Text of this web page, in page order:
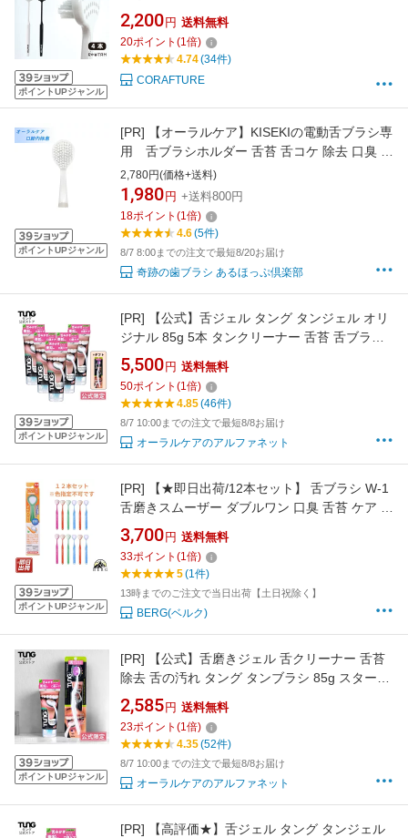
ポイントUPジャンル
ー 口臭対策 痛くない 柔らかい ラバー ヘラ ブ
ラシ ホワイト ブラック モノトーン シンプル オ
シャレ オーラルケア エチケット スッキリ ケア
（Re;TAN リタン）
2,200 円 送料無料
20ポイント (1倍)
4.74(34件)
CORAFTURE
ポイントUPジャンル
[PR]
【オーラルケア】KISEKIの電動舌ブラシ専
用 舌ブラシホルダー 舌苔 舌コケ 除去 口臭 超
音波 振動 簡単 舌ケア オーラルケア 舌用
2,780円(価格+送料)
1,980 円 +送料800円
18ポイント (1倍)
4.6(5件)
8/7 8:00までの注文で最短8/20お届け
奇跡の歯ブラシ あるほっぷ倶楽部
ポイントUPジャンル
[PR]
【公式】舌ジェル タング タンジェル オリ
ジナル 85g 5本 タンクリーナー 舌苔 舌ブラシ
舌磨き 歯ブラシ 口臭ケア 舌クリーナー 口臭予
防 TUNG Gel オーラルケア エチケット 就活 面
接 マナー 新生活 マスク 舌みがき
5,500 円 送料無料
50ポイント (1倍)
4.85(46件)
8/7 10:00までの注文で最短8/8お届け
オーラルケアのアルファネット
ポイントUPジャンル
[PR]
【★即日出荷/12本セット】 舌ブラシ W-1
舌磨きスムーザー ダブルワン 口臭 舌苔 ケア 予
防 対策 口腔 衛生 虫歯 両面 使用 シキエン
SHIKIEN 口 臭い
3,700 円 送料無料
33ポイント (1倍)
5(1件)
13時までのご注文で当日出荷【土日祝除く】
BERG(ベルク)
ポイントUPジャンル
[PR]
【公式】舌磨きジェル 舌クリーナー 舌苔
除去 舌の汚れ タング タンブラシ 85g スタータ
ーセット 口臭ケア 舌みがき 口臭予防 TUNG
Brush TUNG Gel オーラルケア エチケット
2,585 円 送料無料
23ポイント (1倍)
4.35(52件)
8/7 10:00までの注文で最短8/8お届け
オーラルケアのアルファネット
[PR]
【高評価★】舌ジェル タング タンジェル